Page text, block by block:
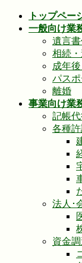
トップペー
一般向け業
遺言
相続
成年
パス
離婚
事業向け業
記帳
各種
法人･
資金